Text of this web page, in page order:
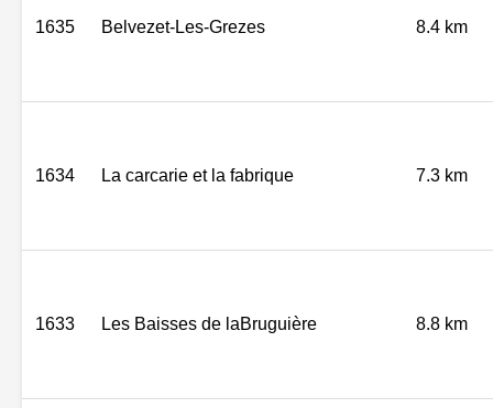
1635 Belvezet-Les-Grezes 8.4 km
1634 La carcarie et la fabrique 7.3 km
1633 Les Baisses de laBruguière 8.8 km